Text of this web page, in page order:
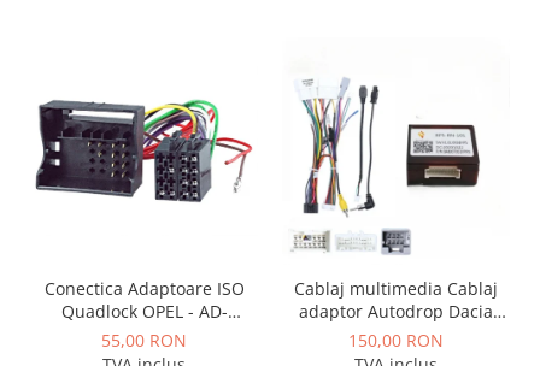
Conectica Adaptoare ISO
Quadlock OPEL - AD-
ISOOPEL
55,00 RON
Cablaj multimedia Cablaj
adaptor Autodrop Dacia
Logan / Sandero pentru
Navigatii multimedia
150,00 RON